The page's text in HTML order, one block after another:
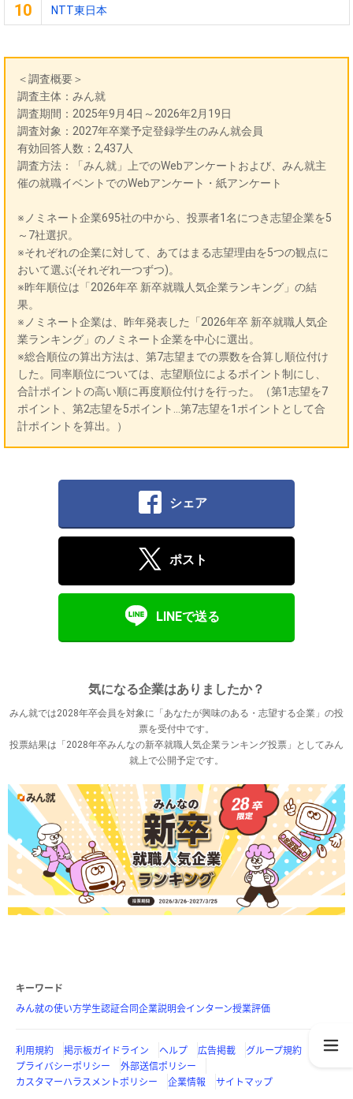
10 NTT東日本
＜調査概要＞
調査主体：みん就
調査期間：2025年9月4日～2026年2月19日
調査対象：2027年卒業予定登録学生のみん就会員
有効回答人数：2,437人
調査方法：「みん就」上でのWebアンケートおよび、みん就主
催の就職イベントでのWebアンケート・紙アンケート
※ノミネート企業695社の中から、投票者1名につき志望企業を5
～7社選択。
※それぞれの企業に対して、あてはまる志望理由を5つの観点に
おいて選ぶ(それぞれ一つずつ)。
※昨年順位は「2026年卒 新卒就職人気企業ランキング」の結
果。
※ノミネート企業は、昨年発表した「2026年卒 新卒就職人気企
業ランキング」のノミネート企業を中心に選出。
※総合順位の算出方法は、第7志望までの票数を合算し順位付け
した。同率順位については、志望順位によるポイント制にし、
合計ポイントの高い順に再度順位付けを行った。（第1志望を7
ポイント、第2志望を5ポイント…第7志望を1ポイントとして合
計ポイントを算出。）
シェア
ポスト
LINEで送る
気になる企業はありましたか？
みん就では2028年卒会員を対象に「あなたが興味のある・志望する企業」の投
票を受付中です。
投票結果は「2028年卒みんなの新卒就職人気企業ランキング投票」としてみん
就上で公開予定です。
キーワード
みん就の使い方学生認証合同企業説明会インターン授業評価
利用規約 掲示板ガイドライン ヘルプ 広告掲載
グループ規約
プライバシーポリシー
外部送信ポリシー
カスタマーハラスメントポリシー
企業情報 サイトマップ